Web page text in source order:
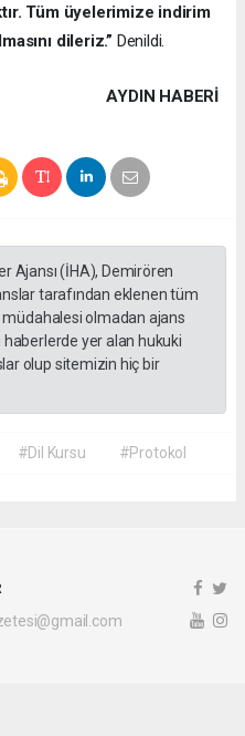
Tüm üyelerimize indirim
dileriz.” Denildi.
AYDIN HABERİ
Ajansı (İHA), Demirören
tarafından eklenen tüm
olmadan ajans
haberlerde yer alan hukuki
olup sitemizin hiç bir
#Dil Kursu #Protokol